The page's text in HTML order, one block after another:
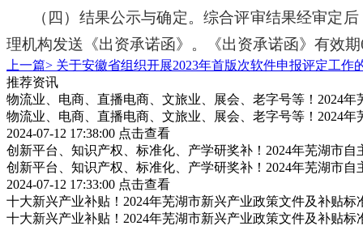
（四）结果公示与确定。综合评审结果经审定
理机构发送《出资承诺函》。《出资承诺函》有效
上一篇> 关于安徽省组织开展2023年首版次软件申报评定工作
推荐资讯
物流业、电商、直播电商、文旅业、展会、老字号等！2024年
物流业、电商、直播电商、文旅业、展会、老字号等！2024年
2024-07-12 17:38:00 点击查看
创新平台、知识产权、标准化、产学研奖补！2024年芜湖市
创新平台、知识产权、标准化、产学研奖补！2024年芜湖市
2024-07-12 17:33:00 点击查看
十大新兴产业补贴！2024年芜湖市新兴产业政策文件及补贴标
十大新兴产业补贴！2024年芜湖市新兴产业政策文件及补贴标